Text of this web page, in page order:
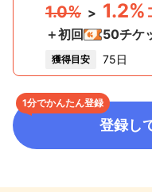
1.0% > 1.2%
＋初回 50チケ
獲得目安 75日
1分でかんたん登録
登録し